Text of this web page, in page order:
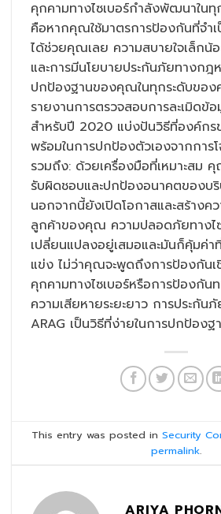
คุกคามทางไซเบอร์กำลังพัฒนาใน
คือหากคุณใช้มาตรการป้องกันที่จำ
ได้ช่วยคุณเลย ความสบายใจเล็กน้
และการมีนโยบายประกันภัยทางกฎ
ปกป้องฐานของคุณในทุกระดับของค
รายงานการตรวจสอบการละเมิดข้
สำหรับปี 2020 แบ่งปันวิธีที่องค์ก
พร้อมในการปกป้องตัวเองจากการโ
รวมถึง: ด้วยเครื่องมือที่เหมาะสม
รับผิดชอบและปกป้องอนาคตของ
นอกจากนี้ยังเปิดโอกาสและสร้างคว
ลูกค้าของคุณ ความปลอดภัยทางไ
เปลี่ยนแปลงอยู่เสมอและมันก็คุ้มค่า
แข่ง ไม่ว่าคุณจะพูดถึงการป้องกัน
คุกคามทางไซเบอร์หรือการป้องกั
ความเสียหายระยะยาว การประกัน
ARAG เป็นวิธีที่ง่ายในการปกป้อง
This entry was posted in Security
permalink.